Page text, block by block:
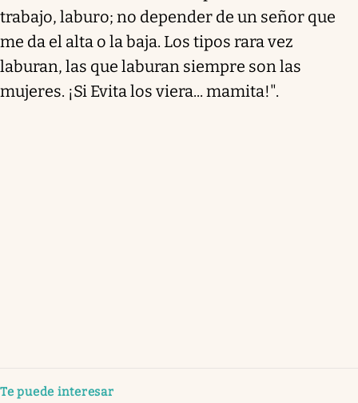
trabajo, laburo; no depender de un señor que
me da el alta o la baja. Los tipos rara vez
laburan, las que laburan siempre son las
mujeres. ¡Si Evita los viera... mamita!".
Te puede interesar